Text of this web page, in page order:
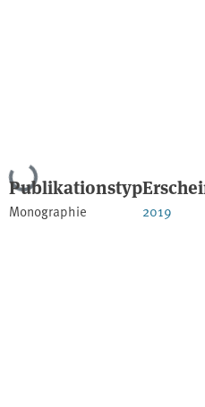
Lade...
Publikationstyp
Monographie 2019